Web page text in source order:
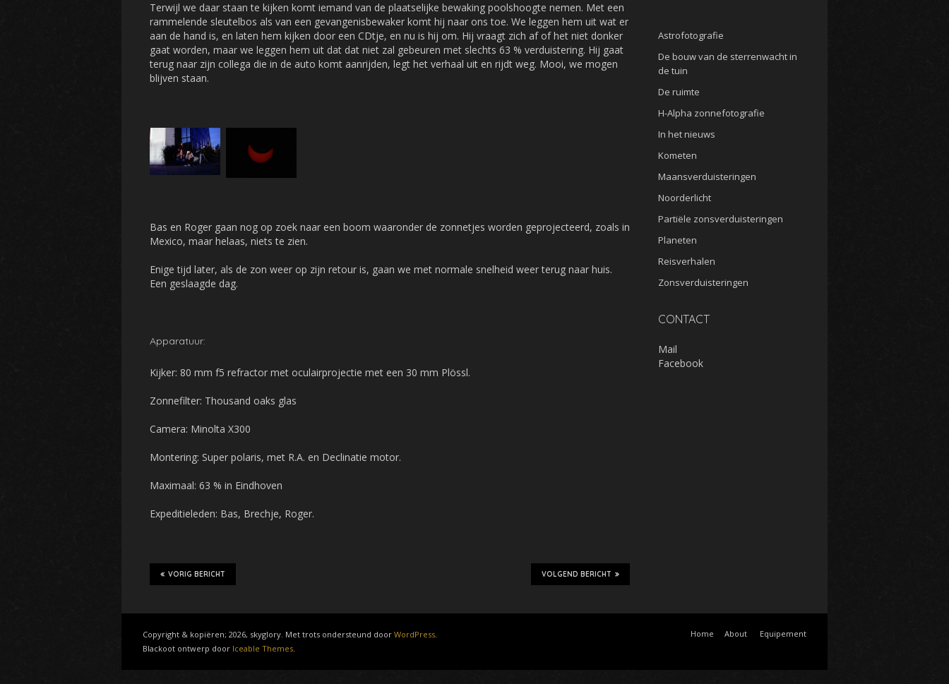
Terwijl we daar staan te kijken komt iemand van de plaatselijke bewaking poolshoogte nemen. Met een
rammelende sleutelbos als van een gevangenisbewaker komt hij naar ons toe. We leggen hem uit wat er
aan de hand is, en laten hem kijken door een CDtje, en nu is hij om. Hij vraagt zich af of het niet donker
gaat worden, maar we leggen hem uit dat dat niet zal gebeuren met slechts 63 % verduistering. Hij gaat
terug naar zijn collega die in de auto komt aanrijden, legt het verhaal uit en rijdt weg. Mooi, we mogen
blijven staan.
Bas en Roger gaan nog op zoek naar een boom waaronder de zonnetjes worden geprojecteerd, zoals in
Mexico, maar helaas, niets te zien.
Enige tijd later, als de zon weer op zijn retour is, gaan we met normale snelheid weer terug naar huis.
Een geslaagde dag.
Apparatuur:
Kijker: 80 mm f5 refractor met oculairprojectie met een 30 mm Plössl.
Zonnefilter: Thousand oaks glas
Camera: Minolta X300
Montering: Super polaris, met R.A. en Declinatie motor.
Maximaal: 63 % in Eindhoven
Expeditieleden: Bas, Brechje, Roger.
VOLGEND BERICHT
VORIG BERICHT
Astrofotografie
De bouw van de sterrenwacht in
de tuin
De ruimte
H-Alpha zonnefotografie
In het nieuws
Kometen
Maansverduisteringen
Noorderlicht
Partiële zonsverduisteringen
Planeten
Reisverhalen
Zonsverduisteringen
CONTACT
Mail
Facebook
Copyright & kopiëren; 2026, skyglory. Met trots ondersteund door WordPress
Blackoot ontwerp door Iceable Themes
Home About Equipement